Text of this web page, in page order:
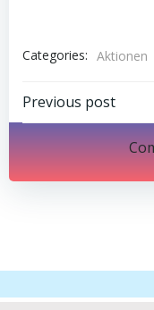
Categories: Aktionen
Post
Previous post